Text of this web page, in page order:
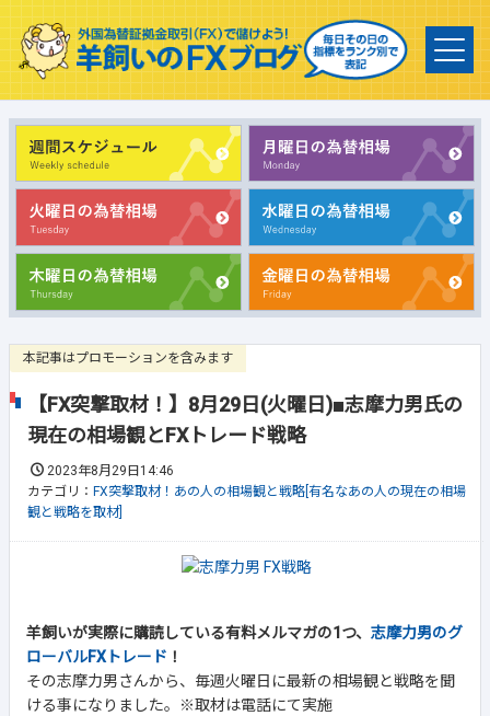
本記事はプロモーションを含みます
【FX突撃取材！】8月29日(火曜日)■志摩力男氏の
現在の相場観とFXトレード戦略
2023年8月29日14:46
カテゴリ： FX突撃取材！あの人の相場観と戦略[有名なあの人の現在の相場
観と戦略を取材]
羊飼いが実際に購読している有料メルマガの1つ、 志摩力男のグ
ローバルFXトレード ！
その志摩力男さんから、毎週火曜日に最新の相場観と戦略を聞
ける事になりました。※取材は電話にて実施